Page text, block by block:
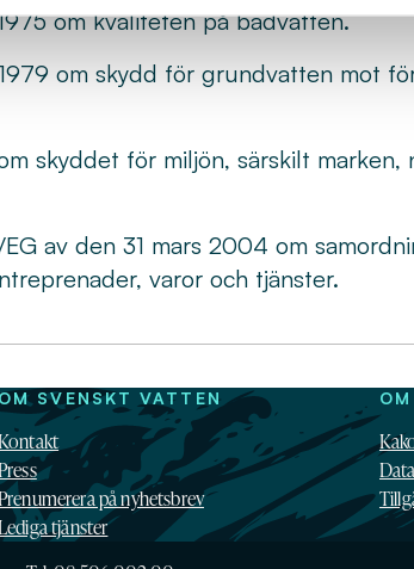
om kvaliteten på badvatten.
om skydd för grundvatten mot
skyddet för miljön, särskilt marken,
av den 31 mars 2004 om
varor och tjänster.
SVENSKT VATTEN
på nyhetsbrev
tjänster